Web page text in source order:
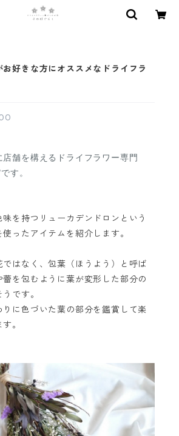
好きな方にオススメなドライフラ
舗を構えるドライフラワー専門
す。
を持つリューカデンドロンという
使ったアイテムを紹介します。
ではなく、包葉（ほうよう）と呼ば
を包むように葉が変形した部分の
です。
りに色づいた葉の部分を鑑賞して楽
。